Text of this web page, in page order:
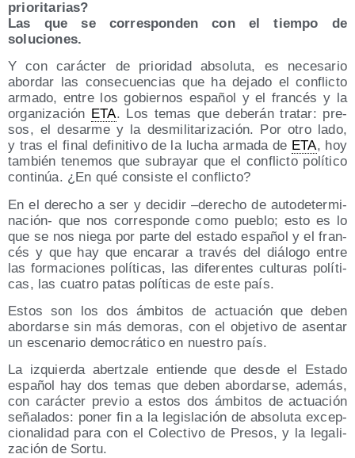
prioritarias?
Las que se corres­pon­den con el tiem­po de
soluciones.
Y con carác­ter de prio­ri­dad abso­lu­ta, es nece­sa­rio
abor­dar las con­se­cuen­cias que ha deja­do el con­flic­to
arma­do, entre los gobier­nos espa­ñol y el fran­cés y la
orga­ni­za­ción ETA. Los temas que debe­rán tra­tar: pre­
sos, el desar­me y la des­mi­li­ta­ri­za­ción. Por otro lado,
y tras el final defi­ni­ti­vo de la lucha arma­da de ETA, hoy
tam­bién tene­mos que sub­ra­yar que el con­flic­to polí­ti­co
con­ti­núa. ¿En qué con­sis­te el conflicto?
En el dere­cho a ser y deci­dir –dere­cho de auto­de­ter­mi­
na­ción- que nos corres­pon­de como pue­blo; esto es lo
que se nos nie­ga por par­te del esta­do espa­ñol y el fran­
cés y que hay que enca­rar a tra­vés del diá­lo­go entre
las for­ma­cio­nes polí­ti­cas, las dife­ren­tes cul­tu­ras polí­ti­
cas, las cua­tro patas polí­ti­cas de este país.
Estos son los dos ámbi­tos de actua­ción que deben
abor­dar­se sin más demo­ras, con el obje­ti­vo de asen­tar
un esce­na­rio demo­crá­ti­co en nues­tro país.
La izquier­da aber­tza­le entien­de que des­de el Esta­do
espa­ñol hay dos temas que deben abor­dar­se, ade­más,
con carác­ter pre­vio a estos dos ámbi­tos de actua­ción
seña­la­dos: poner fin a la legis­la­ción de abso­lu­ta excep­
cio­na­li­dad para con el Colec­ti­vo de Pre­sos, y la lega­li­
za­ción de Sortu.